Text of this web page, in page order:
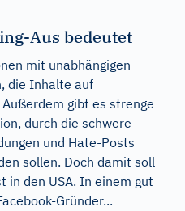
Aus bedeutet
mit unabhängigen
die Inhalte auf
gibt es strenge
durch die schwere
und Hate-Posts
sollen. Doch damit soll
in den USA. In einem gut
Gründer...